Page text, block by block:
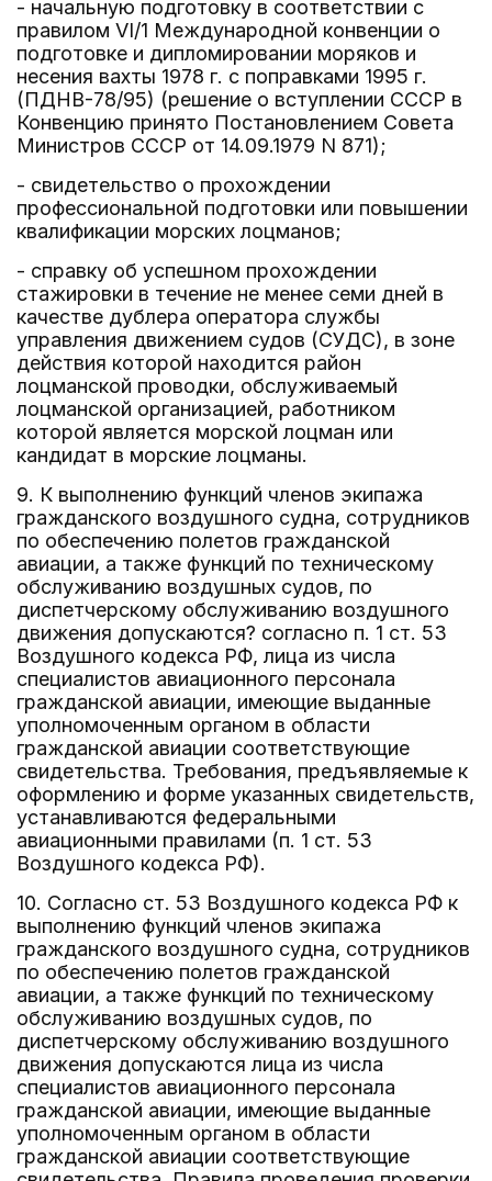
- начальную подготовку в соответствии с
правилом VI/1 Международной конвенции о
подготовке и дипломировании моряков и
несения вахты 1978 г. с поправками 1995 г.
(ПДНВ-78/95) (решение о вступлении СССР в
Конвенцию принято Постановлением Совета
Министров СССР от 14.09.1979 N 871);
- свидетельство о прохождении
профессиональной подготовки или повышении
квалификации морских лоцманов;
- справку об успешном прохождении
стажировки в течение не менее семи дней в
качестве дублера оператора службы
управления движением судов (СУДС), в зоне
действия которой находится район
лоцманской проводки, обслуживаемый
лоцманской организацией, работником
которой является морской лоцман или
кандидат в морские лоцманы.
9. К выполнению функций членов экипажа
гражданского воздушного судна, сотрудников
по обеспечению полетов гражданской
авиации, а также функций по техническому
обслуживанию воздушных судов, по
диспетчерскому обслуживанию воздушного
движения допускаются? согласно п. 1 ст. 53
Воздушного кодекса РФ, лица из числа
специалистов авиационного персонала
гражданской авиации, имеющие выданные
уполномоченным органом в области
гражданской авиации соответствующие
свидетельства. Требования, предъявляемые к
оформлению и форме указанных свидетельств,
устанавливаются федеральными
авиационными правилами (п. 1 ст. 53
Воздушного кодекса РФ).
10. Согласно ст. 53 Воздушного кодекса РФ к
выполнению функций членов экипажа
гражданского воздушного судна, сотрудников
по обеспечению полетов гражданской
авиации, а также функций по техническому
обслуживанию воздушных судов, по
диспетчерскому обслуживанию воздушного
движения допускаются лица из числа
специалистов авиационного персонала
гражданской авиации, имеющие выданные
уполномоченным органом в области
гражданской авиации соответствующие